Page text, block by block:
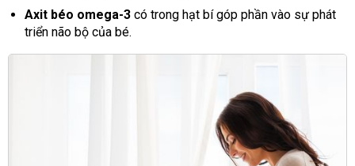
Axit béo omega-3có trong hạt bí góp phần vào sự phát
triển não bộ của bé.